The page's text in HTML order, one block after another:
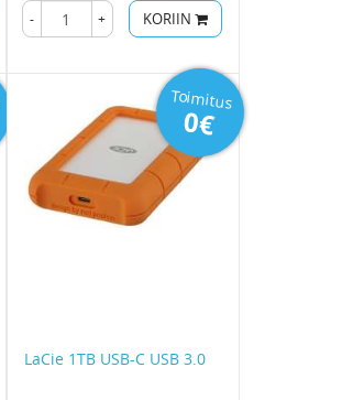
- + KORIIN
Toimitus
0€
LaCie 1TB USB-C USB 3.0